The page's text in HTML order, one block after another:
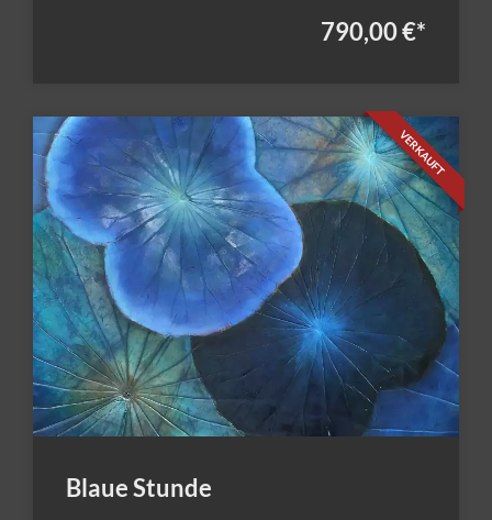
790,00 €*
VERKAUFT
Blaue Stunde